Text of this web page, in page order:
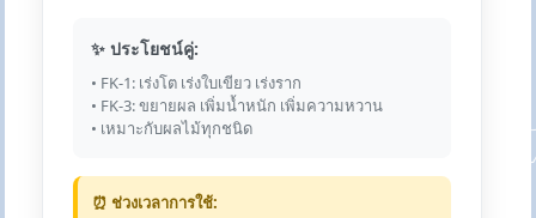
✨ ประโยชน์คู่:
• FK-1: เร่งโต เร่งใบเขียว เร่งราก
• FK-3: ขยายผล เพิ่มน้ำหนัก เพิ่มความหวาน
• เหมาะกับผลไม้ทุกชนิด
⏰ ช่วงเวลาการใช้: